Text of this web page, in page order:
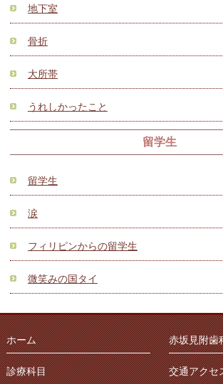
地下室
骨折
大所帯
うれしかったこと
留学生
留学生
涙
フィリピンからの留学生
微笑みの国タイ
ホーム 赤坂見附歯
診療科目 交通アクセ